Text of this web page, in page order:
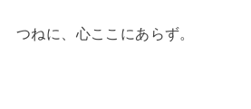
つねに、心ここにあらず。